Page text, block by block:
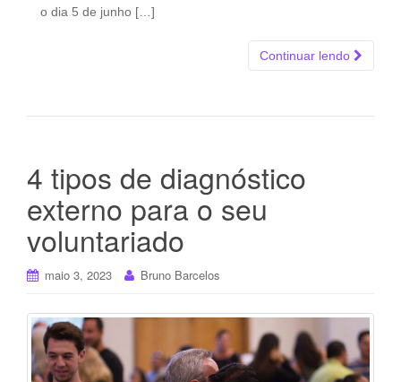
o dia 5 de junho […]
Continuar lendo
4 tipos de diagnóstico
externo para o seu
voluntariado
maio 3, 2023 Bruno Barcelos